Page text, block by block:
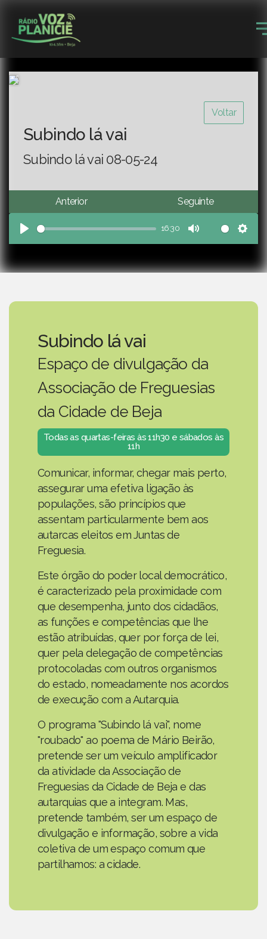
Voltar
Subindo lá vai
Subindo lá vai 08-05-24
Anterior Seguinte
Play
16:30
Mute
Subindo lá vai
Espaço de divulgação da
Associação de Freguesias
da Cidade de Beja
Todas as quartas-feiras às 11h30 e sábados às
11h
Comunicar, informar, chegar mais perto,
assegurar uma efetiva ligação às
populações, são princípios que
assentam particularmente bem aos
autarcas eleitos em Juntas de
Freguesia.
Este órgão do poder local democrático,
é caracterizado pela proximidade com
que desempenha, junto dos cidadãos,
as funções e competências que lhe
estão atribuídas, quer por força de lei,
quer pela delegação de competências
protocoladas com outros organismos
do estado, nomeadamente nos acordos
de execução com a Autarquia.
O programa "Subindo lá vai", nome
"roubado" ao poema de Mário Beirão,
pretende ser um veículo amplificador
da atividade da Associação de
Freguesias da Cidade de Beja e das
autarquias que a integram. Mas,
pretende também, ser um espaço de
divulgação e informação, sobre a vida
coletiva de um espaço comum que
partilhamos: a cidade.